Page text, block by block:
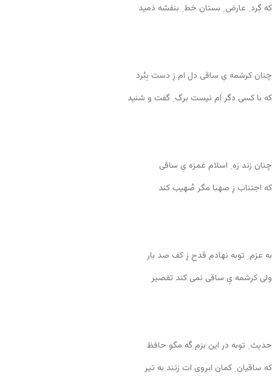
که گِرد ِ عارض ِ بستان خط ِ بنفشه دَمید
چنان کرشمه یِ ساقی دل ام زِ دست بِبُرد
که با کسی دگر اَم نیست برگ ِ گفت و شنید
چنان زند رَه ِ اسلام غمزه یِ ساقی
که اجتناب زِ صهبا مگر صُهیب کند
به عزم ِ توبه نهادم قدح زِ کف صد بار
ولی کرشمه یِ ساقی نمی کند تقصیر
حدیث ِ توبه در این بزم گَه مگو حافظ
که ساقیان ِ کمان ابروی ات زنند به تیر